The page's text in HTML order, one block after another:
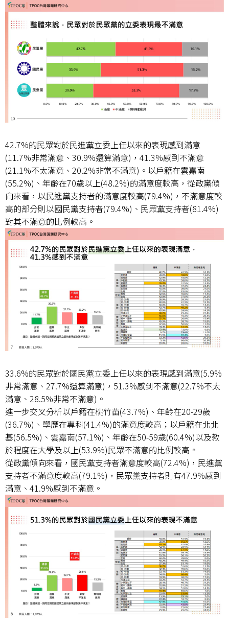
42.7%的民眾對於民進黨立委上任以來的表現感到滿意
(11.7%非常滿意、30.9%還算滿意)，41.3%感到不滿意
(21.1%不太滿意、20.2%非常不滿意)。以戶籍在雲嘉南
(55.2%)、年齡在70歲以上(48.2%)的滿意度較高，從政黨傾
向來看，以民進黨支持者的滿意度較高(79.4%)，不滿意度較
高的部分則以國民黨支持者(79.4%)、民眾黨支持者(81.4%)
對其不滿意的比例較高。
33.6%的民眾對於國民黨立委上任以來的表現感到滿意(5.9%
非常滿意、27.7%還算滿意)，51.3%感到不滿意(22.7%不太
滿意、28.5%非常不滿意)。
進一步交叉分析以戶籍在桃竹苗(43.7%)、年齡在20-29歲
(36.7%)、學歷在專科(41.4%)的滿意度較高；以戶籍在北北
基(56.5%)、雲嘉南(57.1%)、年齡在50-59歲(60.4%)以及教
於程度在大學及以上(53.9%)民眾不滿意的比例較高。
從政黨傾向來看，國民黨支持者滿意度較高(72.4%)，民進黨
支持者不滿意度較高(79.1%)，民眾黨支持者則有47.9%感到
滿意、41.9%感到不滿意。